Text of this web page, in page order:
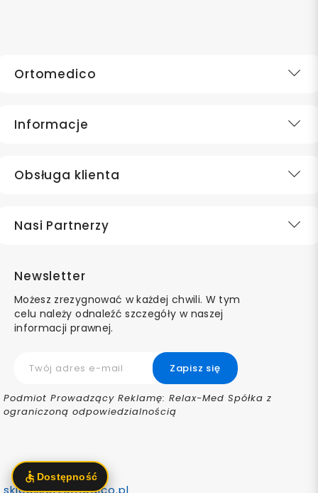
Ortomedico
Informacje
Obsługa klienta
Nasi Partnerzy
Newsletter
Możesz zrezygnować w każdej chwili. W tym
celu należy odnaleźć szczegóły w naszej
informacji prawnej.
Podmiot Prowadzący Reklamę: Relax-Med Spółka z
ograniczoną odpowiedzialnością
sklep@ortomedico.pl